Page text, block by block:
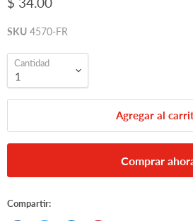
SKU 4570-FR
Cantidad
Agregar al
Comprar
Compartir: